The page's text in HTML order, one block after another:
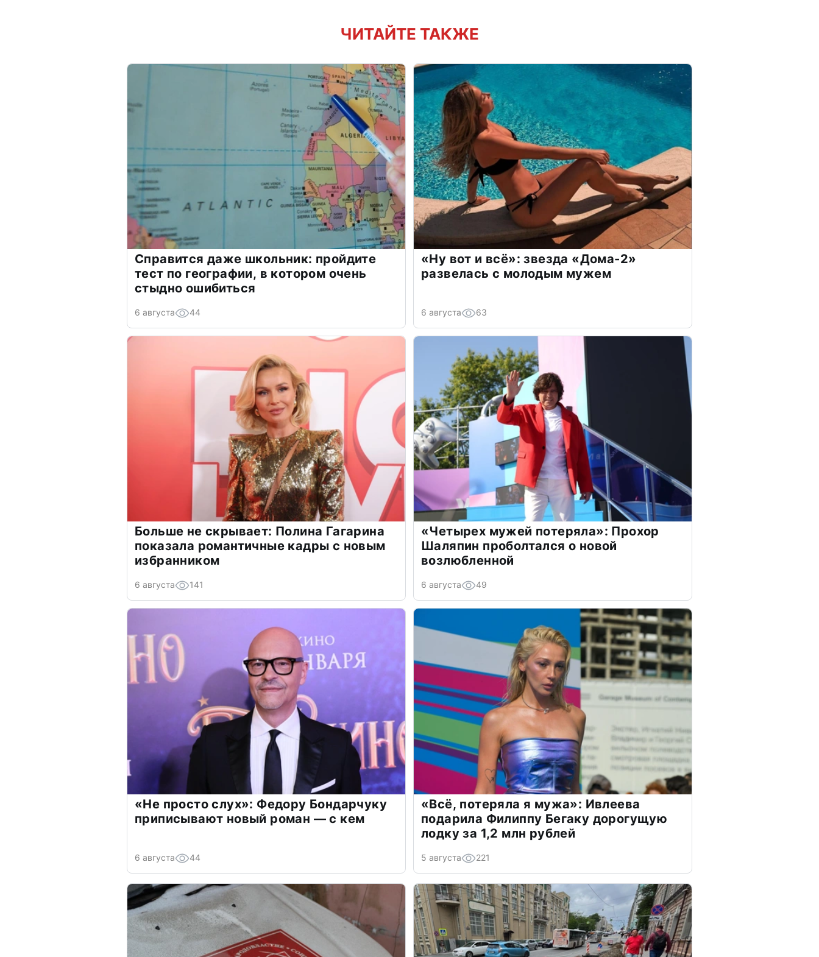
ЧИТАЙТЕ ТАКЖЕ
Справится даже школьник: пройдите
тест по географии, в котором очень
стыдно ошибиться
6 августа 44
«Ну вот и всё»: звезда «Дома-2»
развелась с молодым мужем
6 августа 63
Больше не скрывает: Полина Гагарина
показала романтичные кадры с новым
избранником
6 августа 141
«Четырех мужей потеряла»: Прохор
Шаляпин проболтался о новой
возлюбленной
6 августа 49
«Не просто слух»: Федору Бондарчуку
приписывают новый роман — с кем
6 августа 44
«Всё, потеряла я мужа»: Ивлеева
подарила Филиппу Бегаку дорогущую
лодку за 1,2 млн рублей
5 августа 221